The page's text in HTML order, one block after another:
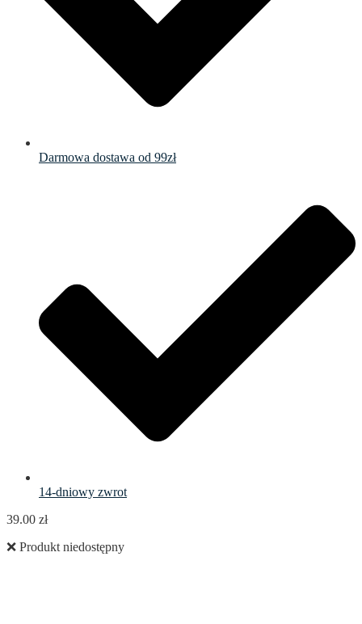
Darmowa dostawa od 99zł
14-dniowy zwrot
39.00 zł
❌ Produkt niedostępny